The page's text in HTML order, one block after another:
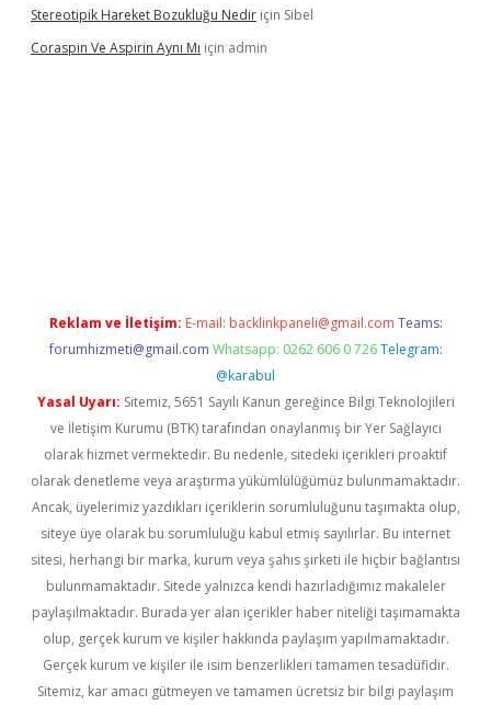
Stereotipik Hareket Bozukluğu Nedir için Sibel
Coraspin Ve Aspirin Aynı Mı için admin
Reklam ve İletişim: E-mail: backlinkpaneli@gmail.com Teams:
forumhizmeti@gmail.com Whatsapp: 0262 606 0 726 Telegram:
@karabul
Yasal Uyarı: Sitemiz, 5651 Sayılı Kanun gereğince Bilgi Teknolojileri
ve İletişim Kurumu (BTK) tarafından onaylanmış bir Yer Sağlayıcı
olarak hizmet vermektedir. Bu nedenle, sitedeki içerikleri proaktif
olarak denetleme veya araştırma yükümlülüğümüz bulunmamaktadır.
Ancak, üyelerimiz yazdıkları içeriklerin sorumluluğunu taşımakta olup,
siteye üye olarak bu sorumluluğu kabul etmiş sayılırlar. Bu internet
sitesi, herhangi bir marka, kurum veya şahıs şirketi ile hiçbir bağlantısı
bulunmamaktadır. Sitede yalnızca kendi hazırladığımız makaleler
paylaşılmaktadır. Burada yer alan içerikler haber niteliği taşımamakta
olup, gerçek kurum ve kişiler hakkında paylaşım yapılmamaktadır.
Gerçek kurum ve kişiler ile isim benzerlikleri tamamen tesadüfidir.
Sitemiz, kar amacı gütmeyen ve tamamen ücretsiz bir bilgi paylaşım